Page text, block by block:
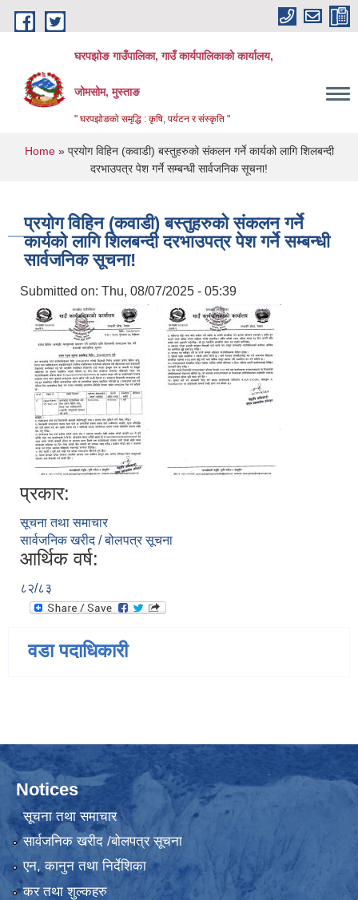
Skip to main content
घरपझोङ गाउँपालिका, गाउँ कार्यपालिकाको कार्यालय,
जोमसोम, मुस्ताङ
" घरपझोङको समृद्धि : कृषि, पर्यटन र संस्कृति "
You are here
Home» प्रयोग विहिन (कवाडी) बस्तुहरुको संकलन गर्ने कार्यको लागि शिलबन्दी
दरभाउपत्र पेश गर्ने सम्बन्धी सार्वजनिक सूचना!
प्रयोग विहिन (कवाडी) बस्तुहरुको संकलन गर्ने
कार्यको लागि शिलबन्दी दरभाउपत्र पेश गर्ने सम्बन्धी
सार्वजनिक सूचना!
Submitted on: Thu, 08/07/2025 - 05:39
प्रकार:
सूचना तथा समाचार
सार्वजनिक खरीद / बोलपत्र सूचना
आर्थिक वर्ष:
८२/८३
वडा पदाधिकारी
Notices
सूचना तथा समाचार
सार्वजनिक खरीद /बोलपत्र सूचना
एन, कानुन तथा निर्देशिका
कर तथा शुल्कहरु